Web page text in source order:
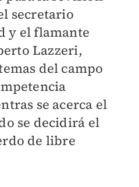
secretario
y el flamante
Lazzeri,
del campo
se acerca el
se decidirá el
de libre